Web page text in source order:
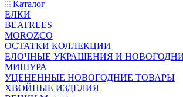
Каталог
ЕЛКИ
BEATREES
MOROZCO
ОСТАТКИ КОЛЛЕКЦИИ
ЕЛОЧНЫЕ УКРАШЕНИЯ И
МИШУРА
УЦЕНЕННЫЕ НОВОГОДНИЕ ТОВАРЫ
ХВОЙНЫЕ ИЗДЕЛИЯ